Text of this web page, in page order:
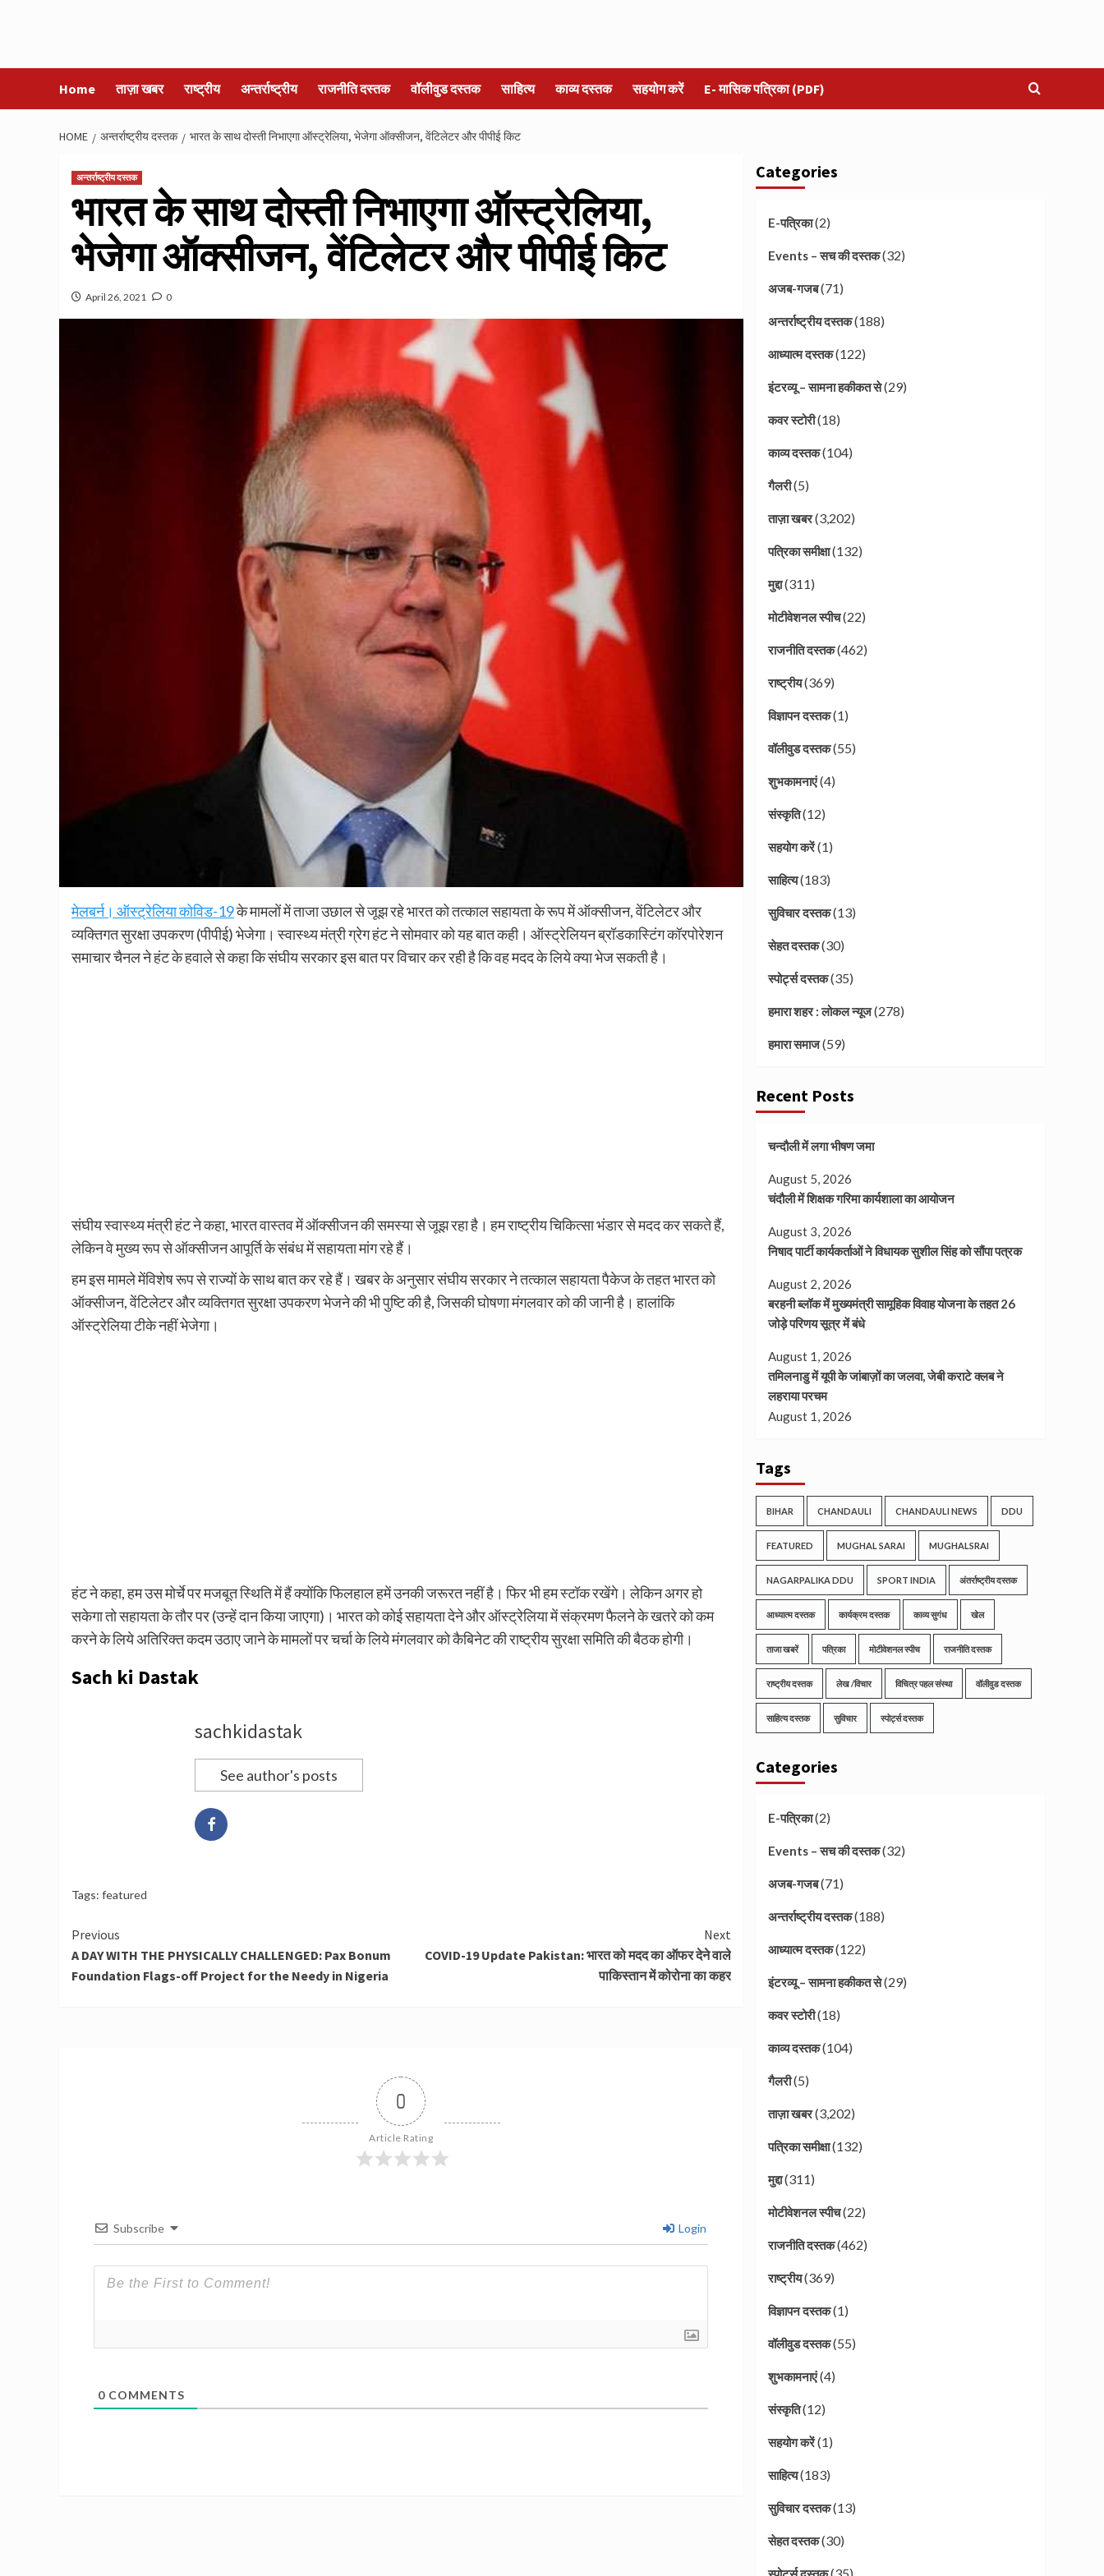
Home ताज़ा खबर राष्ट्रीय अन्तर्राष्ट्रीय राजनीति दस्तक वॉलीवुड दस्तक साहित्य काव्य दस्तक सहयोग करें E- मासिक पत्रिका (PDF)
HOME अन्तर्राष्ट्रीय दस्तक भारत के साथ दोस्ती निभाएगा ऑस्ट्रेलिया, भेजेगा ऑक्सीजन, वेंटिलेटर और पीपीई किट
अन्तर्राष्ट्रीय दस्तक
भारत के साथ दोस्ती निभाएगा ऑस्ट्रेलिया,
भेजेगा ऑक्सीजन, वेंटिलेटर और पीपीई किट
April 26, 2021 0
मेलबर्न। ऑस्ट्रेलिया कोविड-19के मामलों में ताजा उछाल से जूझ रहे भारत को तत्काल सहायता के रूप में ऑक्सीजन, वेंटिलेटर और
व्यक्तिगत सुरक्षा उपकरण (पीपीई) भेजेगा। स्वास्थ्य मंत्री ग्रेग हंट ने सोमवार को यह बात कही। ऑस्ट्रेलियन ब्रॉडकास्टिंग कॉरपोरेशन
समाचार चैनल ने हंट के हवाले से कहा कि संघीय सरकार इस बात पर विचार कर रही है कि वह मदद के लिये क्या भेज सकती है।
संघीय स्वास्थ्य मंत्री हंट ने कहा, भारत वास्तव में ऑक्सीजन की समस्या से जूझ रहा है। हम राष्ट्रीय चिकित्सा भंडार से मदद कर सकते हैं,
लेकिन वे मुख्य रूप से ऑक्सीजन आपूर्ति के संबंध में सहायता मांग रहे हैं।
हम इस मामले मेंविशेष रूप से राज्यों के साथ बात कर रहे हैं। खबर के अनुसार संघीय सरकार ने तत्काल सहायता पैकेज के तहत भारत को
ऑक्सीजन, वेंटिलेटर और व्यक्तिगत सुरक्षा उपकरण भेजने की भी पुष्टि की है, जिसकी घोषणा मंगलवार को की जानी है। हालांकि
ऑस्ट्रेलिया टीके नहीं भेजेगा।
हंट ने कहा, हम उस मोर्चे पर मजबूत स्थिति में हैं क्योंकि फिलहाल हमें उनकी जरूरत नहीं है। फिर भी हम स्टॉक रखेंगे। लेकिन अगर हो
सकेगा तो सहायता के तौर पर (उन्हें दान किया जाएगा)। भारत को कोई सहायता देने और ऑस्ट्रेलिया में संक्रमण फैलने के खतरे को कम
करने के लिये अतिरिक्त कदम उठाए जाने के मामलों पर चर्चा के लिये मंगलवार को कैबिनेट की राष्ट्रीय सुरक्षा समिति की बैठक होगी।
Sach ki Dastak
sachkidastak
See author's posts
Tags: featured
Continue
Reading
Previous
A DAY WITH THE PHYSICALLY CHALLENGED: Pax Bonum
Foundation Flags-off Project for the Needy in Nigeria
Next
COVID-19 Update Pakistan: भारत को मदद का ऑफर देने वाले
पाकिस्तान में कोरोना का कहर
0
Article Rating
Subscribe Login
0 COMMENTS
Categories
E-पत्रिका(2)
Events – सच की दस्तक(32)
अजब-गजब(71)
अन्तर्राष्ट्रीय दस्तक(188)
आध्यात्म दस्तक(122)
इंटरव्यू – सामना हकीकत से(29)
कवर स्टोरी(18)
काव्य दस्तक(104)
गैलरी(5)
ताज़ा खबर(3,202)
पत्रिका समीक्षा(132)
मुद्दा(311)
मोटीवेशनल स्पीच(22)
राजनीति दस्तक(462)
राष्ट्रीय(369)
विज्ञापन दस्तक(1)
वॉलीवुड दस्तक(55)
शुभकामनाएं(4)
संस्कृति(12)
सहयोग करें(1)
साहित्य(183)
सुविचार दस्तक(13)
सेहत दस्तक(30)
स्पोर्ट्स दस्तक(35)
हमारा शहर : लोकल न्यूज(278)
हमारा समाज(59)
Recent Posts
चन्दौली में लगा भीषण जमा
August 5, 2026
चंदौली में शिक्षक गरिमा कार्यशाला का आयोजन
August 3, 2026
निषाद पार्टी कार्यकर्ताओं ने विधायक सुशील सिंह को सौंपा पत्रक
August 2, 2026
बरहनी ब्लॉक में मुख्यमंत्री सामूहिक विवाह योजना के तहत 26
जोड़े परिणय सूत्र में बंधे
August 1, 2026
तमिलनाडु में यूपी के जांबाज़ों का जलवा, जेबी कराटे क्लब ने
लहराया परचम
August 1, 2026
Tags
BIHAR CHANDAULI CHANDAULI NEWS DDU
FEATURED MUGHAL SARAI MUGHALSRAI
NAGARPALIKA DDU SPORT INDIA अंतर्राष्ट्रीय दस्तक
आध्यात्म दस्तक कार्यक्रम दस्तक काव्य सुगंध खेल
ताजा खबरें पत्रिका मोटीवेशनल स्पीच राजनीति दस्तक
राष्ट्रीय दस्तक लेख /विचार विचित्र पहल संस्था वॉलीवुड दस्तक
साहित्य दस्तक सुविचार स्पोर्ट्स दस्तक
Categories
E-पत्रिका(2)
Events – सच की दस्तक(32)
अजब-गजब(71)
अन्तर्राष्ट्रीय दस्तक(188)
आध्यात्म दस्तक(122)
इंटरव्यू – सामना हकीकत से(29)
कवर स्टोरी(18)
काव्य दस्तक(104)
गैलरी(5)
ताज़ा खबर(3,202)
पत्रिका समीक्षा(132)
मुद्दा(311)
मोटीवेशनल स्पीच(22)
राजनीति दस्तक(462)
राष्ट्रीय(369)
विज्ञापन दस्तक(1)
वॉलीवुड दस्तक(55)
शुभकामनाएं(4)
संस्कृति(12)
सहयोग करें(1)
साहित्य(183)
सुविचार दस्तक(13)
सेहत दस्तक(30)